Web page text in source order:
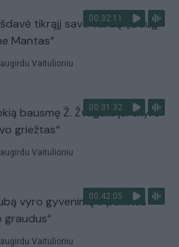
00:32:11
tikrąjį savo vardą: „Daug
Mantas“
Vaitulioniu
00:31:32
bausmę Ž. Žvagulis jai skyrė
griežtas“
Vaitulioniu
00:42:05
vyro gyvenimą ir paliktas
graudus“
Vaitulioniu